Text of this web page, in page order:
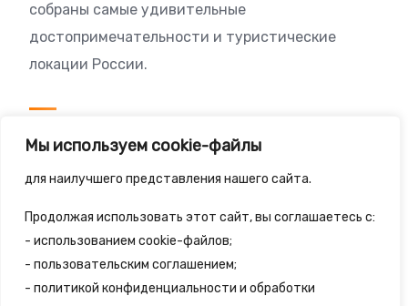
Мы используем cookie-файлы
для наилучшего представления нашего сайта.
Продолжая использовать этот сайт, вы соглашаетесь с:
- использованием cookie-файлов;
- пользовательским соглашением;
- политикой конфиденциальности и обработки
собраны самые удивительные
достопримечательности и туристические
локации России.
© 2025 - 2spalnika.ru Все права защищены.